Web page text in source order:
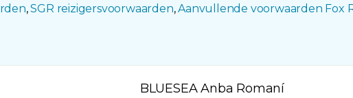
,SGR reizigersvoorwaarden,Aanvullende voorwaarden Fox
BLUESEA Anba Romaní